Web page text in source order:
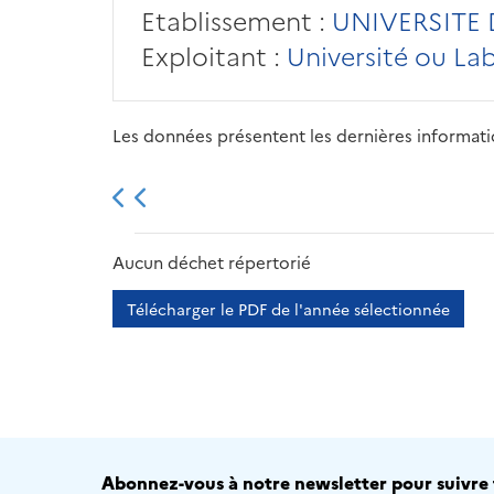
Etablissement : UNIVERSITE
Exploitant : Université ou
Les données présentent les dernières
2013 2014
Aucun déchet répertorié
Télécharger le PDF de l'année sélectionnée
Abonnez-vous à notre newsletter pour suivre